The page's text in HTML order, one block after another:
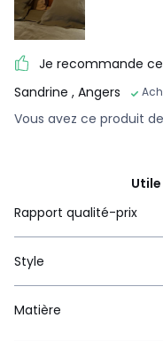
Je recommande
Sandrine , Angers
Vous avez ce produit
Rapport qualité-prix
Style
Matière